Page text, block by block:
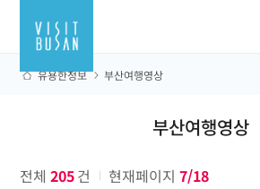
유용한정보 부산여행영상
부산여행영상
전체205건 현재페이지7/18